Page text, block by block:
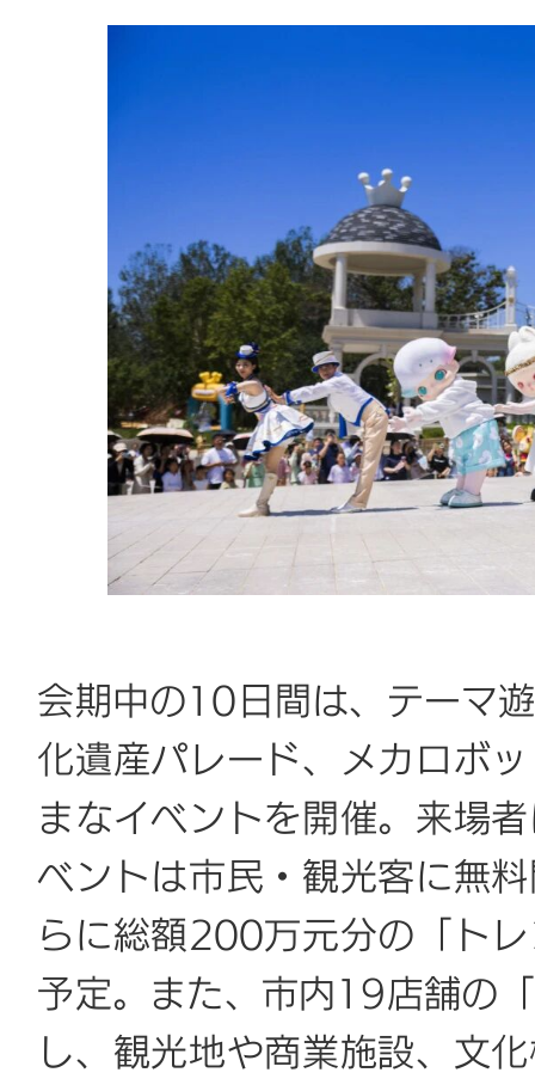
会期中の10日間は、テーマ
化遺産パレード、メカロボ
まなイベントを開催。来場
ベントは市民・観光客に無
らに総額200万元分の「ト
予定。また、市内19店舗の
し、観光地や商業施設、文